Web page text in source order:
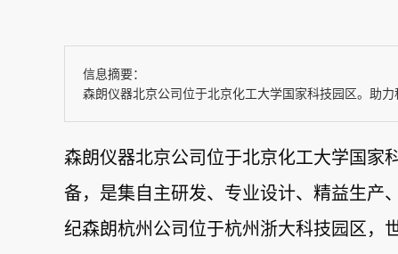
信息摘要：
森朗仪器北京公司位于北京化工大学国家科技园区。助
森朗仪器北京公司位于北京化工大学国家
备，是集自主研发、专业设计、精益生产
纪森朗杭州公司位于杭州浙大科技园区，